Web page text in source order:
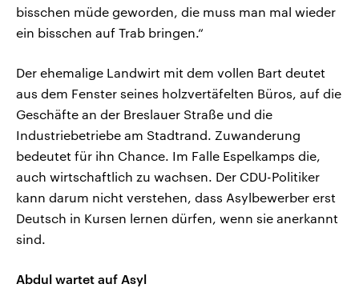
bisschen müde geworden, die muss man mal wieder
ein bisschen auf Trab bringen.“
Der ehemalige Landwirt mit dem vollen Bart deutet
aus dem Fenster seines holzvertäfelten Büros, auf die
Geschäfte an der Breslauer Straße und die
Industriebetriebe am Stadtrand. Zuwanderung
bedeutet für ihn Chance. Im Falle Espelkamps die,
auch wirtschaftlich zu wachsen. Der CDU-Politiker
kann darum nicht verstehen, dass Asylbewerber erst
Deutsch in Kursen lernen dürfen, wenn sie anerkannt
sind.
Abdul wartet auf Asyl